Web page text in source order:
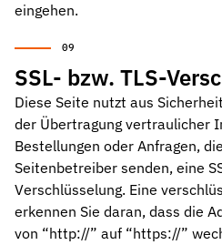
eingehen.
SSL- bzw. TLS-
Diese Seite nutzt aus
der Übertragung vertraulicher
Bestellungen oder Anfragen,
Seitenbetreiber senden, eine
Verschlüsselung. Eine
erkennen Sie daran, dass die
von “http://” auf “https://”